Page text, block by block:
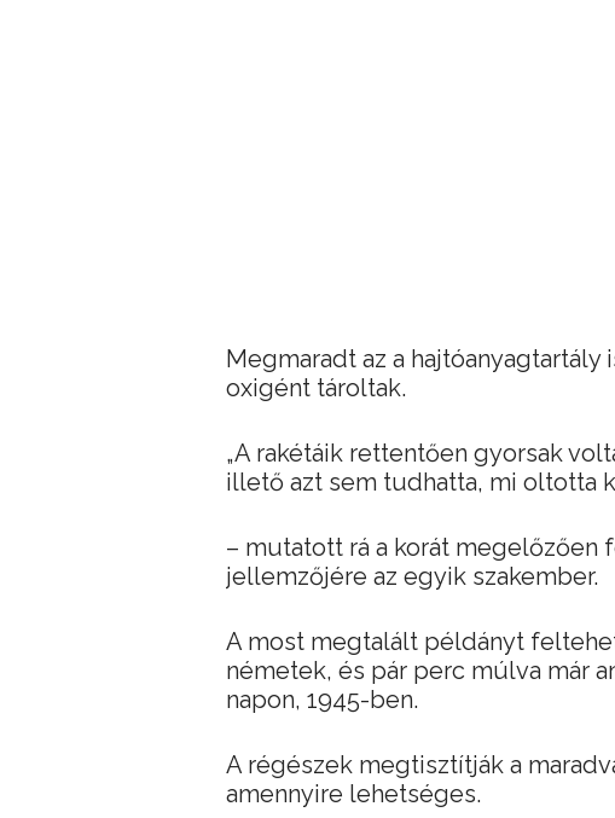
Megmaradt az a
oxigént tároltak.
„A rakétáik rettentően gyorsak
illető azt sem tudhatta, mi oltotta
– mutatott rá a korát
jellemzőjére az egyik szakember.
A most megtalált példányt
németek, és pár perc múlva már
napon, 1945-ben.
A régészek megtisztítják a
amennyire lehetséges.